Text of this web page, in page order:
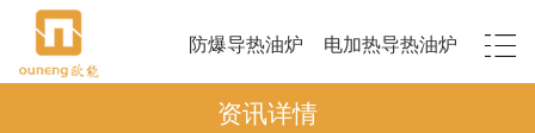
防爆导热油炉 电加热导热油炉
资讯详情